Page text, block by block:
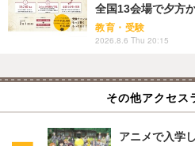
全国13会場で夕方
教育・受験
2026.8.6 Thu 20:15
その他アクセス
アニメで入学